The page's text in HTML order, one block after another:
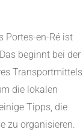
Portes-en-Ré ist
beginnt bei der
Transportmittels
die lokalen
Tipps, die
zu organisieren.